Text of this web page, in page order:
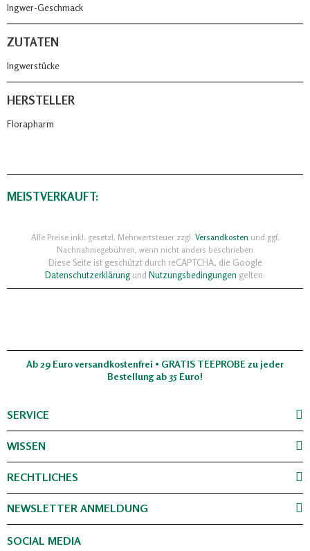
Ingwer-Geschmack
ZUTATEN
Ingwerstücke
HERSTELLER
Florapharm
MEISTVERKAUFT:
Alle Preise inkl. gesetzl. Mehrwertsteuer zzgl. Versandkosten und ggf.
Nachnahmegebühren, wenn nicht anders beschrieben
Diese Seite ist geschützt durch reCAPTCHA, die Google
Datenschutzerklärungund Nutzungsbedingungen gelten.
Ab 29 Euro versandkostenfrei • GRATIS TEEPROBE zu jeder
Bestellung ab 35 Euro!
SERVICE
WISSEN
RECHTLICHES
NEWSLETTER ANMELDUNG
SOCIAL MEDIA